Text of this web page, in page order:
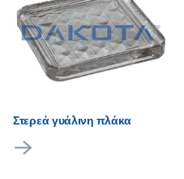
Στερεά γυάλινη πλάκα